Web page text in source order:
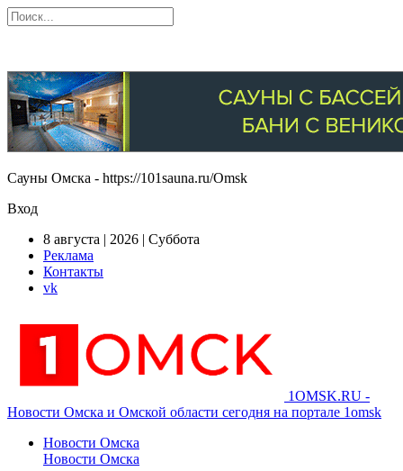
Сауны Омска - https://101sauna.ru/Omsk
Вход
8 августа | 2026 | Суббота
Реклама
Контакты
vk
1OMSK.RU -
Новости Омска и Омской области сегодня на портале 1omsk
Новости Омска
Новости Омска